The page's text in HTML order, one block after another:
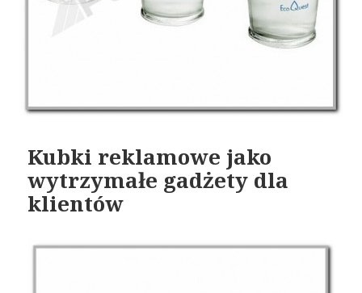
Kubki reklamowe jako
wytrzymałe gadżety dla
klientów